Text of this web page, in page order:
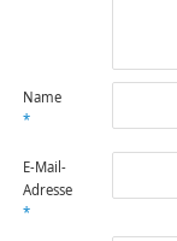
Name
*
E-Mail-
Adresse
*